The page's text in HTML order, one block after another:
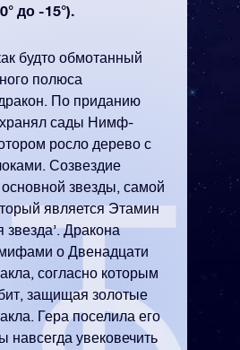
до -15°).
будто обмотанный
полюса
По приданию
сады Нимф-
росло дерево с
Созвездие
основной звезды, самой
является Этамин
звезда’. Дракона
о Двенадцати
согласно которым
защищая золотые
Гера поселила его
навсегда увековечить